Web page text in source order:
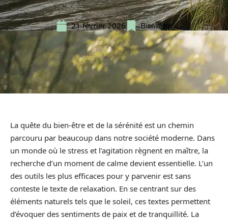
21 février 2026 Bien-être
La quête du bien-être et de la sérénité est un chemin
parcouru par beaucoup dans notre société moderne. Dans
un monde où le stress et l’agitation règnent en maître, la
recherche d’un moment de calme devient essentielle. L’un
des outils les plus efficaces pour y parvenir est sans
conteste le texte de relaxation. En se centrant sur des
éléments naturels tels que le soleil, ces textes permettent
d’évoquer des sentiments de paix et de tranquillité. La